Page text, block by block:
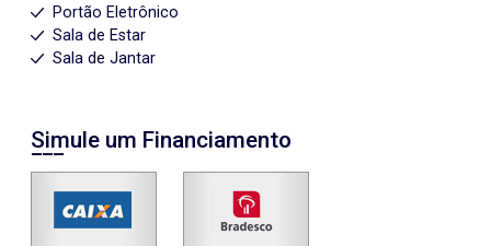
Portão Eletrônico
Sala de Estar
Sala de Jantar
Simule um Financiamento